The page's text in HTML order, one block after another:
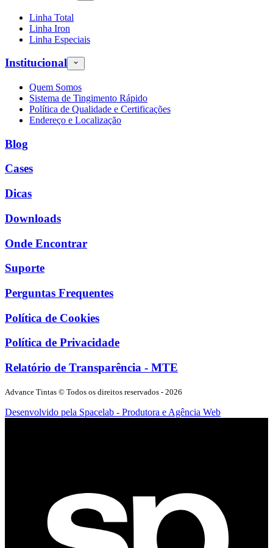
Linha Total
Linha Iron
Linha Especiais
Institucional
Quem Somos
Sistema de Tingimento Rápido
Política de Qualidade e Certificações
Endereço e Localização
Blog
Cases
Dicas
Downloads
Onde Encontrar
Suporte
Perguntas Frequentes
Política de Cookies
Política de Privacidade
Relatório de Transparência - MTE
Advance Tintas © Todos os direitos reservados - 2026
Desenvolvido pela Spacelab - Produtora e Agência Web